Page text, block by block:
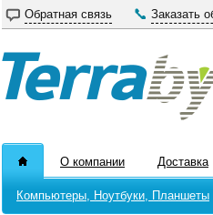
Обратная связь Заказать
О компании Доставка
Компьютеры, Ноутбуки, Планшеты